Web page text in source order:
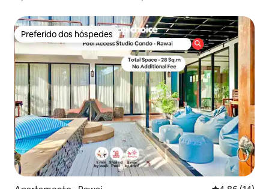
Preferido dos hóspedes
Preferido dos hóspedes